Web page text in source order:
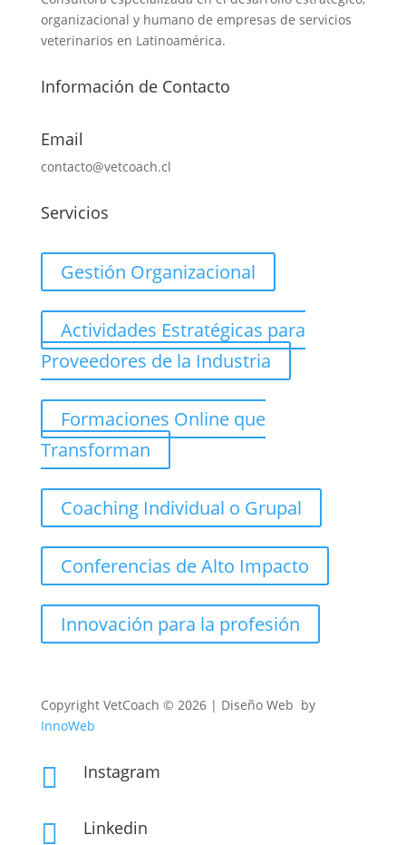
organizacional y humano de empresas de servicios
veterinarios en Latinoamérica.
Información de Contacto
Email
contacto@vetcoach.cl
Servicios
Gestión Organizacional
Actividades Estratégicas para
Proveedores de la Industria
Formaciones Online que
Transforman
Coaching Individual o Grupal
Conferencias de Alto Impacto
Innovación para la profesión
CopyrightVetCoach © 2026 | Diseño Web by
InnoWeb
 Instagram
 Linkedin